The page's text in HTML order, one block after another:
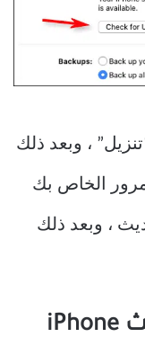
، وبعد ذلك
الخاص بك
، وبعد ذلك
تحقق مرة أخرى من تحديث iPhone